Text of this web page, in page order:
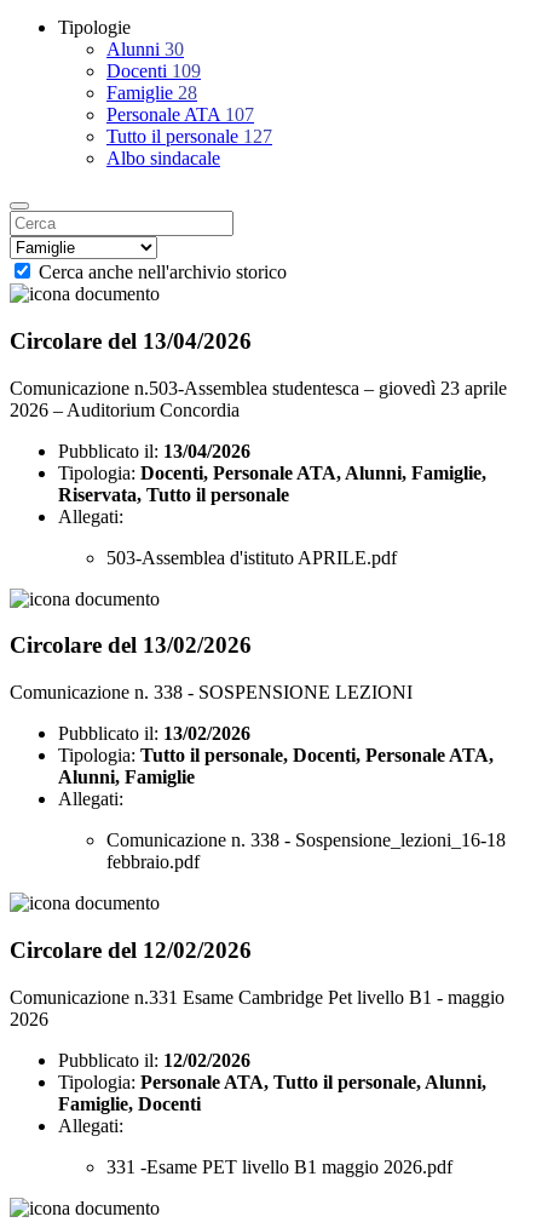
Tipologie
Alunni 30
Docenti 109
Famiglie 28
Personale ATA 107
Tutto il personale 127
Albo sindacale
Cerca anche nell'archivio storico
Circolare del 13/04/2026
Comunicazione n.503-Assemblea studentesca – giovedì 23 aprile
2026 – Auditorium Concordia
Pubblicato il: 13/04/2026
Tipologia: Docenti, Personale ATA, Alunni, Famiglie,
Riservata, Tutto il personale
Allegati:
503-Assemblea d'istituto APRILE.pdf
Circolare del 13/02/2026
Comunicazione n. 338 - SOSPENSIONE LEZIONI
Pubblicato il: 13/02/2026
Tipologia: Tutto il personale, Docenti, Personale ATA,
Alunni, Famiglie
Allegati:
Comunicazione n. 338 - Sospensione_lezioni_16-18
febbraio.pdf
Circolare del 12/02/2026
Comunicazione n.331 Esame Cambridge Pet livello B1 - maggio
2026
Pubblicato il: 12/02/2026
Tipologia: Personale ATA, Tutto il personale, Alunni,
Famiglie, Docenti
Allegati:
331 -Esame PET livello B1 maggio 2026.pdf